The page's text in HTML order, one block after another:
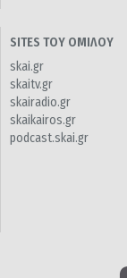
SITES ΤΟΥ ΟΜΙΛΟΥ
skai.gr
skaitv.gr
skairadio.gr
skaikairos.gr
podcast.skai.gr